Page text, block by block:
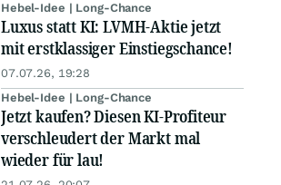
Hebel-Idee | Long-Chance
Luxus statt KI: LVMH-Aktie jetzt
mit erstklassiger Einstiegschance!
07.07.26, 19:28
Hebel-Idee | Long-Chance
Jetzt kaufen? Diesen KI-Profiteur
verschleudert der Markt mal
wieder für lau!